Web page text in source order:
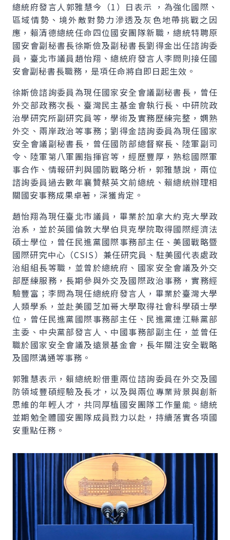
總統府發言人郭雅慧今（1）日表示 ，為強化國際、
區域情勢、境外敵對勢力滲透及灰色地帶挑戰之因
應，賴清德總統任命四位國安團隊新職，總統特聘原
國安會副秘書長徐斯儉及副秘書長劉得金出任諮詢委
員，臺北市議員趙怡翔、總統府發言人李問則接任國
安會副秘書長職務，是項任命將自即日起生效。
徐斯儉諮詢委員為現任國家安全會議副秘書長，曾任
外交部政務次長、臺灣民主基金會執行長、中研院政
治學研究所副研究員等，學術及實務歷練完整，嫻熟
外交、兩岸政治等事務；劉得金諮詢委員為現任國家
安全會議副秘書長，曾任國防部總督察長、陸軍副司
令、陸軍第八軍團指揮官等，經歷豐厚，熟稔國際軍
事合作、情報研判與國防戰略分析，郭雅慧說，兩位
諮詢委員過去數年襄贊蔡英文前總統、賴總統辦理相
關國安事務成果卓著，深獲肯定。
趙怡翔為現任臺北市議員，畢業於加拿大約克大學政
治系，並於英國倫敦大學伯貝克學院取得國際經濟法
碩士學位，曾任民進黨國際事務部主任、美國戰略暨
國際研究中心（CSIS）兼任研究員、駐美國代表處政
治組組長等職，並曾於總統府、國家安全會議及外交
部歷練服務，長期參與外交及國際政治事務，實務經
驗豐富；李問為現任總統府發言人，畢業於臺灣大學
人類學系，並赴美國芝加哥大學取得社會科學碩士學
位，曾任民進黨國際事務部主任、民進黨連江縣黨部
主委、中央黨部發言人、中國事務部副主任，並曾任
職於國家安全會議及遠景基金會，長年關注安全戰略
及國際溝通等事務。
郭雅慧表示，賴總統盼借重兩位諮詢委員在外交及國
防領域豐碩經驗及長才，以及與兩位專業背景與創新
思維的年輕人才，共同厚植國安團隊工作量能。總統
並期勉全體國安團隊成員戮力以赴，持續落實各項國
安重點任務。